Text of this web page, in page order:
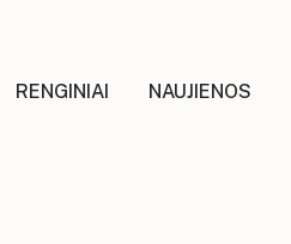
RENGINIAI NAUJIENOS